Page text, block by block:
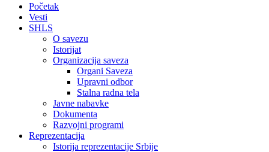
Početak
Vesti
SHLS
O savezu
Istorijat
Organizacija saveza
Organi Saveza
Upravni odbor
Stalna radna tela
Javne nabavke
Dokumenta
Razvojni programi
Reprezentacija
Istorija reprezentacije Srbije